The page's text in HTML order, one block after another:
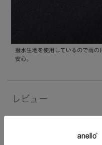
レビュー